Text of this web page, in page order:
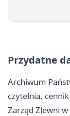
Przydatne
Archiwum
czytelnia,
Zarząd Zlewni